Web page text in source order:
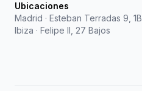
Ubicaciones
Madrid · Esteban Terradas 9, 1B
Ibiza · Felipe II, 27 Bajos